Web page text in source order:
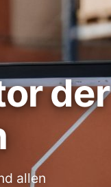
der
allen